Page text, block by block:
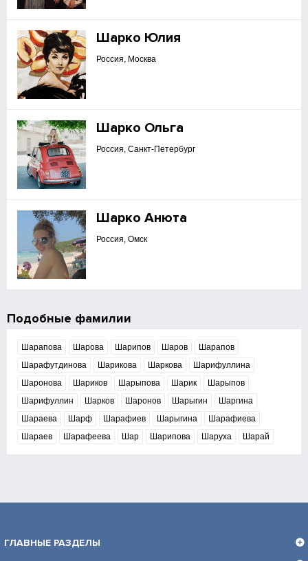
Шарко Юлия
Россия, Москва
Шарко Ольга
Россия, Санкт-Петербург
Шарко Анюта
Россия, Омск
Подобные фамилии
Шарапова Шарова Шарипов Шаров
Шарапов
Шарафутдинова
Шарикова Шаркова
Шарифуллина
Шаронова
Шариков Шарыпова Шарик
Шарыпов
Шарифуллин
Шарков Шаронов Шарыгин
Шаргина
Шараева
Шарф Шарафиев Шарыгина
Шарафиева
Шараев
Шарафеева Шар Шарипова Шаруха Шарай
ГЛАВНЫЕ РАЗДЕЛЫ